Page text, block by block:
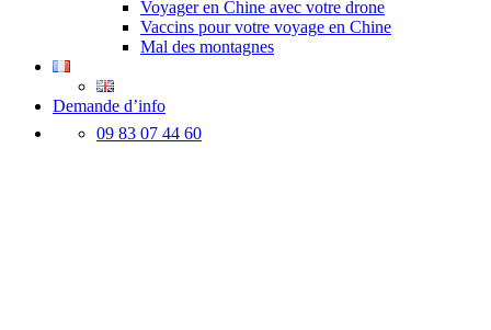
Voyager en Chine avec votre drone
Vaccins pour votre voyage en Chine
Mal des montagnes
Demande d’info
09 83 07 44 60